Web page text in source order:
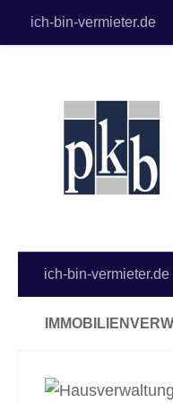
Zum Inhalt springen
ich-bin-vermieter.de
ich-bin-vermieter.de